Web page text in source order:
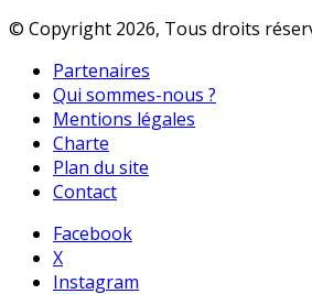
© Copyright 2026, Tous droits
Partenaires
Qui sommes-nous ?
Mentions légales
Charte
Plan du site
Contact
Facebook
X
Instagram